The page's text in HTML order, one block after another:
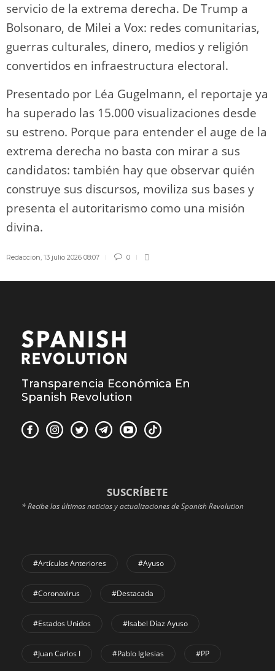
servicio de la extrema derecha. De Trump a
Bolsonaro, de Milei a Vox: redes comunitarias,
guerras culturales, dinero, medios y religión
convertidos en infraestructura electoral.
Presentado por Léa Gugelmann, el reportaje ya
ha superado las 15.000 visualizaciones desde
su estreno. Porque para entender el auge de la
extrema derecha no basta con mirar a sus
candidatos: también hay que observar quién
construye sus discursos, moviliza sus bases y
presenta el autoritarismo como una misión
divina.
Redaccion, 13 julio 2026 08:07 0
Transparencia Económica En
Spanish Revolution
SUSCRÍBETE
* Recibe las últimas noticias y actualizaciones de Spanish Revolution
#Artículos Anteriores #Ayuso
#coronavirus #Destacada
#Estados Unidos #Isabel Díaz Ayuso
#Juan Carlos I #Pablo Iglesias #PP